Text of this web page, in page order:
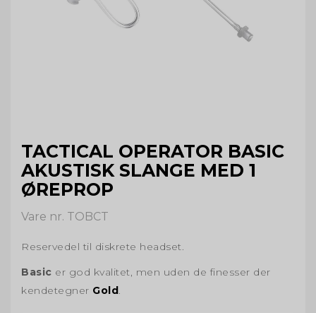
TACTICAL OPERATOR BASIC
AKUSTISK SLANGE MED 1
ØREPROP
Vare nr. TOBCT
Reservedel til diskrete headset.
Basic er god kvalitet, men uden de finesser der
kendetegner Gold.